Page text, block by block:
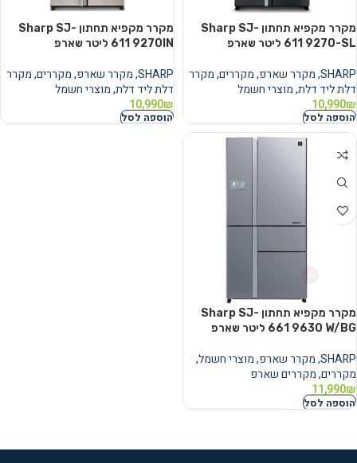
מקרר ‏מקפיא תחתון Sharp SJ-
9270-SL ‏611 ‏ליטר שארפ
SHARP
,מקרר שארפ,מקררים,מקרר
דלת ליד דלת,מוצרי חשמל
10,990₪
הוספה לסל
מקרר ‏מקפיא תחתון Sharp SJ-
9270IN ‏611 ‏ליטר שארפ
SHARP
,מקרר שארפ,מקררים,מקרר
דלת ליד דלת,מוצרי חשמל
10,990₪
הוספה לסל
מקרר ‏מקפיא תחתון Sharp SJ-
9630 W/BG ‏661 ‏ליטר שארפ
SHARP
,מקרר שארפ,מוצרי חשמל,
מקררים,מקררים שארפ
11,990₪
הוספה לסל